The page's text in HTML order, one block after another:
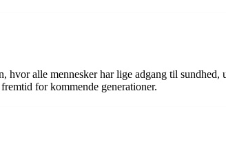
alle mennesker har lige adgang til
for kommende generationer.